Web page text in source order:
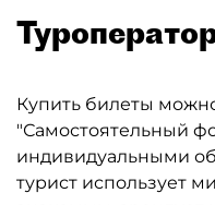
Купить билеты
"Самостоятельный
индивидуальными
турист использует